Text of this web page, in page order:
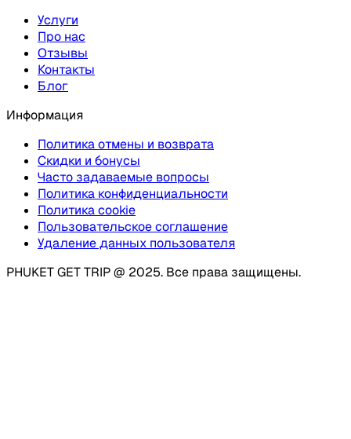
Услуги
Про нас
Отзывы
Контакты
Блог
Информация
Политика отмены и возврата
Скидки и бонусы
Часто задаваемые вопросы
Политика конфиденциальности
Политика cookie
Пользовательское соглашение
Удаление данных пользователя
PHUKET GET TRIP @ 2025. Все права защищены.